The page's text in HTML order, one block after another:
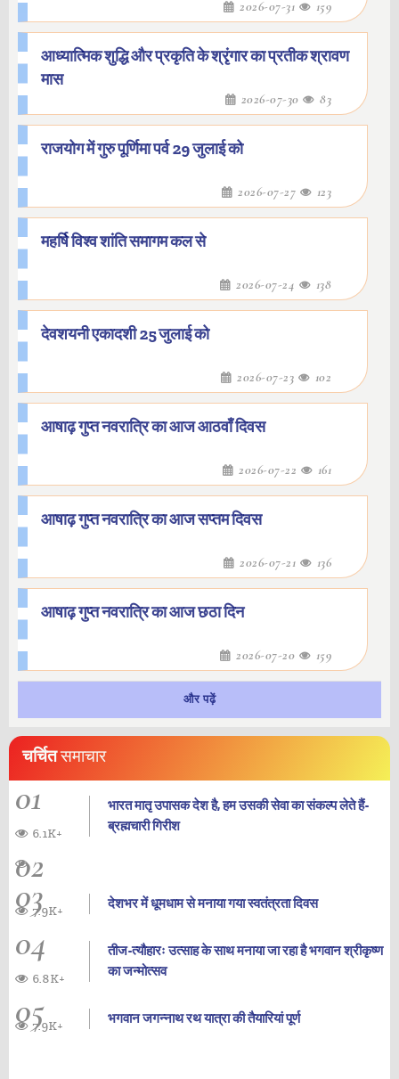
2026-07-31 159
आध्यात्मिक शुद्धि और प्रकृति के श्रृंगार का प्रतीक श्रावण
मास
2026-07-30 83
राजयोग में गुरु पूर्णिमा पर्व 29 जुलाई को
2026-07-27 123
महर्षि विश्व शांति समागम कल से
2026-07-24 138
देवशयनी एकादशी 25 जुलाई को
2026-07-23 102
आषाढ़ गुप्त नवरात्रि का आज आठवाँ दिवस
2026-07-22 161
आषाढ़ गुप्त नवरात्रि का आज सप्तम दिवस
2026-07-21 136
आषाढ़ गुप्त नवरात्रि का आज छठा दिन
2026-07-20 159
और पढ़ें
चर्चितसमाचार
01
भारत मातृ उपासक देश है, हम उसकी सेवा का संकल्प लेते हैं-
ब्रह्मचारी गिरीश
6.1K+
02
03 देशभर में धूमधाम से मनाया गया स्वतंत्रता दिवस
7.9K+
04
तीज-त्यौहारः उत्साह के साथ मनाया जा रहा है भगवान श्रीकृष्ण
का जन्‍मोत्‍सव
6.8K+
05 भगवान जगन्नाथ रथ यात्रा की तैयारियां पूर्ण
7.9K+